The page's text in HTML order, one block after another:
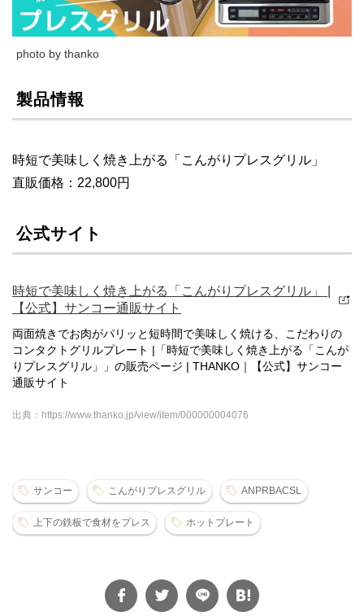
photo by thanko
製品情報
時短で美味しく焼き上がる「こんがりプレスグリル」
直販価格：22,800円
公式サイト
時短で美味しく焼き上がる「こんがりプレスグリル」 |
【公式】サンコー通販サイト
両面焼きでお肉がパリッと短時間で美味しく焼ける、こだわりの
コンタクトグリルプレート |「時短で美味しく焼き上がる「こんが
りプレスグリル」」の販売ページ | THANKO｜【公式】サンコー
通販サイト
出典：https://www.thanko.jp/view/item/000000004076
サンコー こんがりプレスグリル ANPRBACSL
上下の鉄板で食材をプレス ホットプレート